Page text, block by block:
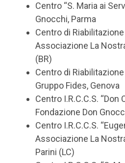
Centro “S. Maria ai
Gnocchi, Parma
Centro di
Associazione La
(BR)
Centro di
Gruppo Fides, Genova
Centro I.R.C.C.S. “Don
Fondazione Don
Centro I.R.C.C.S.
Associazione La
Parini (LC)